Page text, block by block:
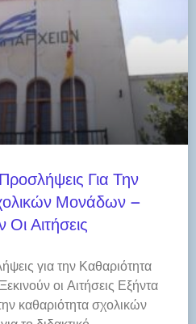
Για Την
Μονάδων –
Οι Αιτήσεις
για την Καθαριότητα
οι Αιτήσεις Εξήντα
καθαριότητα σχολικών